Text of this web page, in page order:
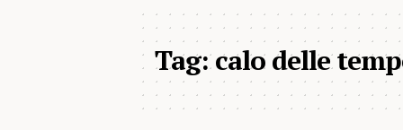
Tag:calo delle